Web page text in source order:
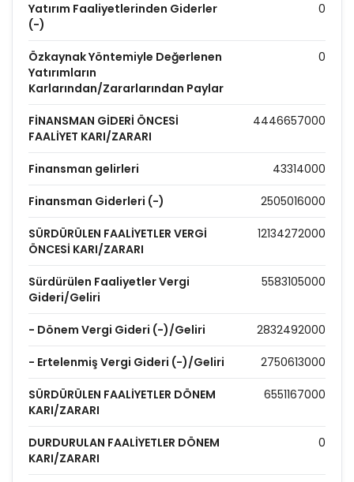
Yatırım Faaliyetlerinden Giderler
(-)
0
Özkaynak Yöntemiyle Değerlenen
Yatırımların
Karlarından/Zararlarından Paylar
0
FİNANSMAN GİDERİ ÖNCESİ
FAALİYET KARI/ZARARI
4446657000
Finansman gelirleri 43314000
Finansman Giderleri (-) 2505016000
SÜRDÜRÜLEN FAALİYETLER VERGİ
ÖNCESİ KARI/ZARARI
12134272000
Sürdürülen Faaliyetler Vergi
Gideri/Geliri
5583105000
- Dönem Vergi Gideri (-)/Geliri 2832492000
- Ertelenmiş Vergi Gideri (-)/Geliri 2750613000
SÜRDÜRÜLEN FAALİYETLER DÖNEM
KARI/ZARARI
6551167000
DURDURULAN FAALİYETLER DÖNEM
KARI/ZARARI
0